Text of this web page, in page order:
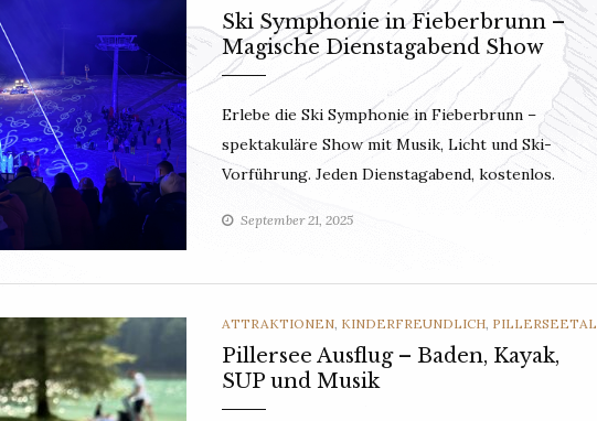
Ski Symphonie in Fieberbrunn –
Magische Dienstagabend Show
Erlebe die Ski Symphonie in Fieberbrunn –
spektakuläre Show mit Musik, Licht und Ski-
Vorführung. Jeden Dienstagabend, kostenlos.
September 21, 2025
CATEGORIES
ATTRAKTIONEN KINDERFREUNDLICH PILLERSEETAL
Pillersee Ausflug – Baden, Kayak,
SUP und Musik